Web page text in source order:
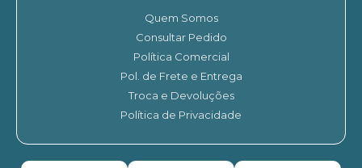
Quem Somos
Consultar Pedido
Política Comercial
Pol. de Frete e Entrega
Troca e Devoluções
Política de Privacidade